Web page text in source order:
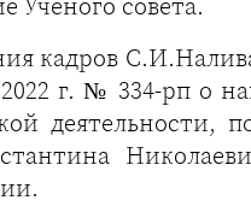
кадров
г. № 334-рп о